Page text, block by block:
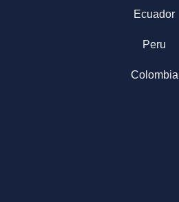
Ecuador
Peru
Colombia